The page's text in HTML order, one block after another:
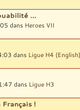
...
dans Heroes VII
dans Ligue H4 (English)
dans Ligue H3
!